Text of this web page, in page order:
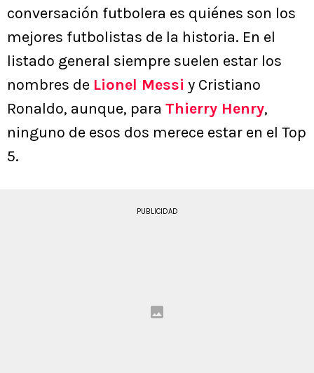
conversación futbolera es quiénes son los
mejores futbolistas de la historia. En el
listado general siempre suelen estar los
nombres de Lionel Messi y Cristiano
Ronaldo, aunque, para Thierry Henry,
ninguno de esos dos merece estar en el Top
5.
PUBLICIDAD